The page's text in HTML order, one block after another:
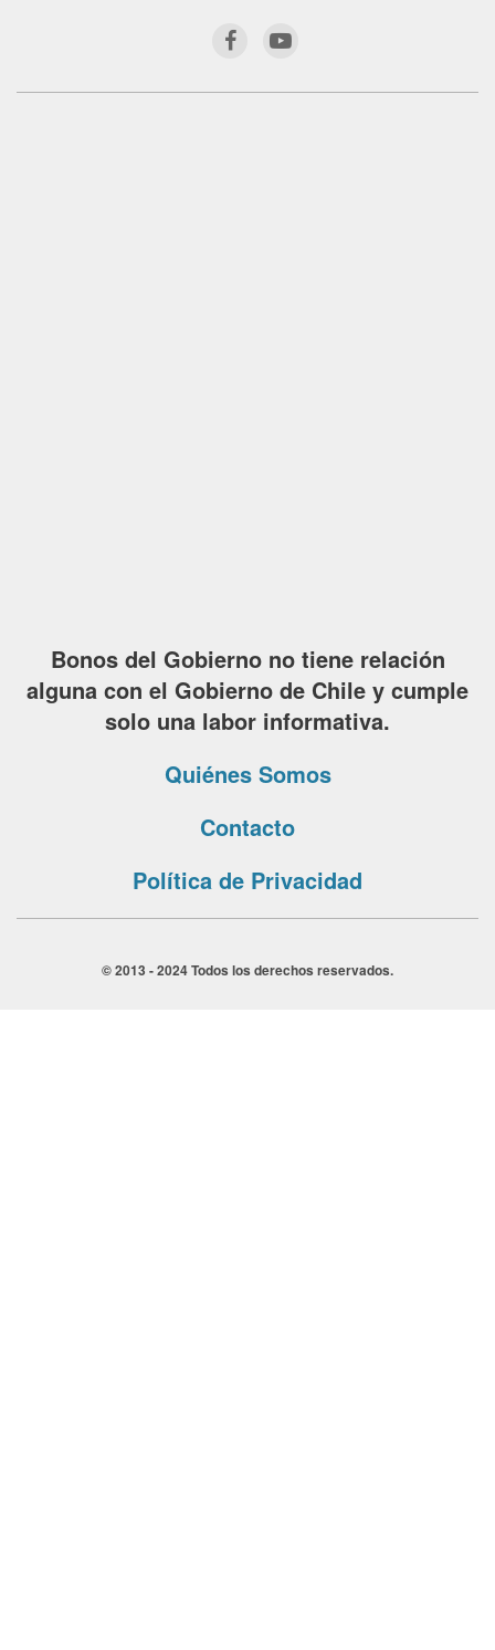
Bonos del Gobierno no tiene relación
alguna con el Gobierno de Chile y cumple
solo una labor informativa.
Quiénes Somos
Contacto
Política de Privacidad
© 2013 - 2024 Todos los derechos reservados.